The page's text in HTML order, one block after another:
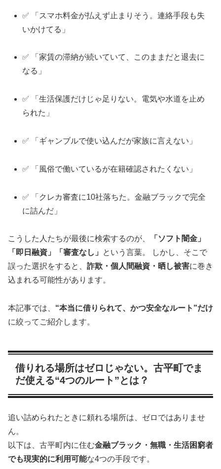
✅ 「スマホ料金が払えず止まりそう。連絡手段も失
いかけてる」
✅ 「家賃の滞納が続いていて、このままだと退去に
なる」
✅ 「生活保護だけじゃ足りない。電気や水道を止め
られた」
✅ 「ギャンブルで使い込んだが家族に言えない」
✅ 「風俗で働いているが在籍確認されたくない」
✅ 「クレカ審査に10社落ちた。金融ブラックで完全
に詰んだ」
こうした人たちが最後に検索するのが、
「ソフト闇金」
「即日融資」「審査なし」
という言葉。 しかし、そこで
誤った選択をすると、 詐欺・個人間融資・晒し被害に巻き
込まれる可能性があります。
本記事では、 “本当に借りられて、かつ安全なルート”だけ
に絞ってご紹介します。
借りれる場所はゼロじゃない。古平町でま
だ使える“4つのルート”とは？
追い詰められたときに頼れる場所は、ゼロではありませ
ん。
以下は、古平町内に住む金融ブラック・無職・生活困窮者
でも現実的に利用可能な4つの手段です。